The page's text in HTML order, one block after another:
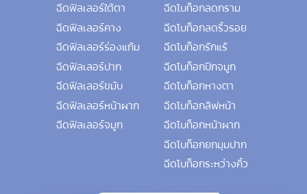
ฉีดฟิลเลอร์ใต้ตา
ฉีดฟิลเลอร์คาง
ฉีดฟิลเลอร์ร่องแก้ม
ฉีดฟิลเลอร์ปาก
ฉีดฟิลเลอร์ขมับ
ฉีดฟิลเลอร์หน้าผาก
ฉีดฟิลเลอร์จมูก
ฉีดโบท็อกลดกราม
ฉีดโบท็อกลดริ้วรอย
ฉีดโบท็อกรักแร้
ฉีดโบท็อกปีกจมูก
ฉีดโบท็อกหางตา
ฉีดโบท็อกลิฟหน้า
ฉีดโบท็อกหน้าผาก
ฉีดโบท็อกยกมุมปาก
ฉีดโบท็อกระหว่างคิ้ว